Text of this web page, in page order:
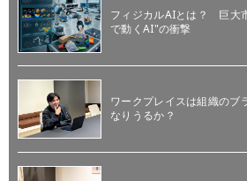
フィジカルAIとは？ 巨大
で動くAI"の衝撃
ワークプレイスは組織のブ
なりうるか？